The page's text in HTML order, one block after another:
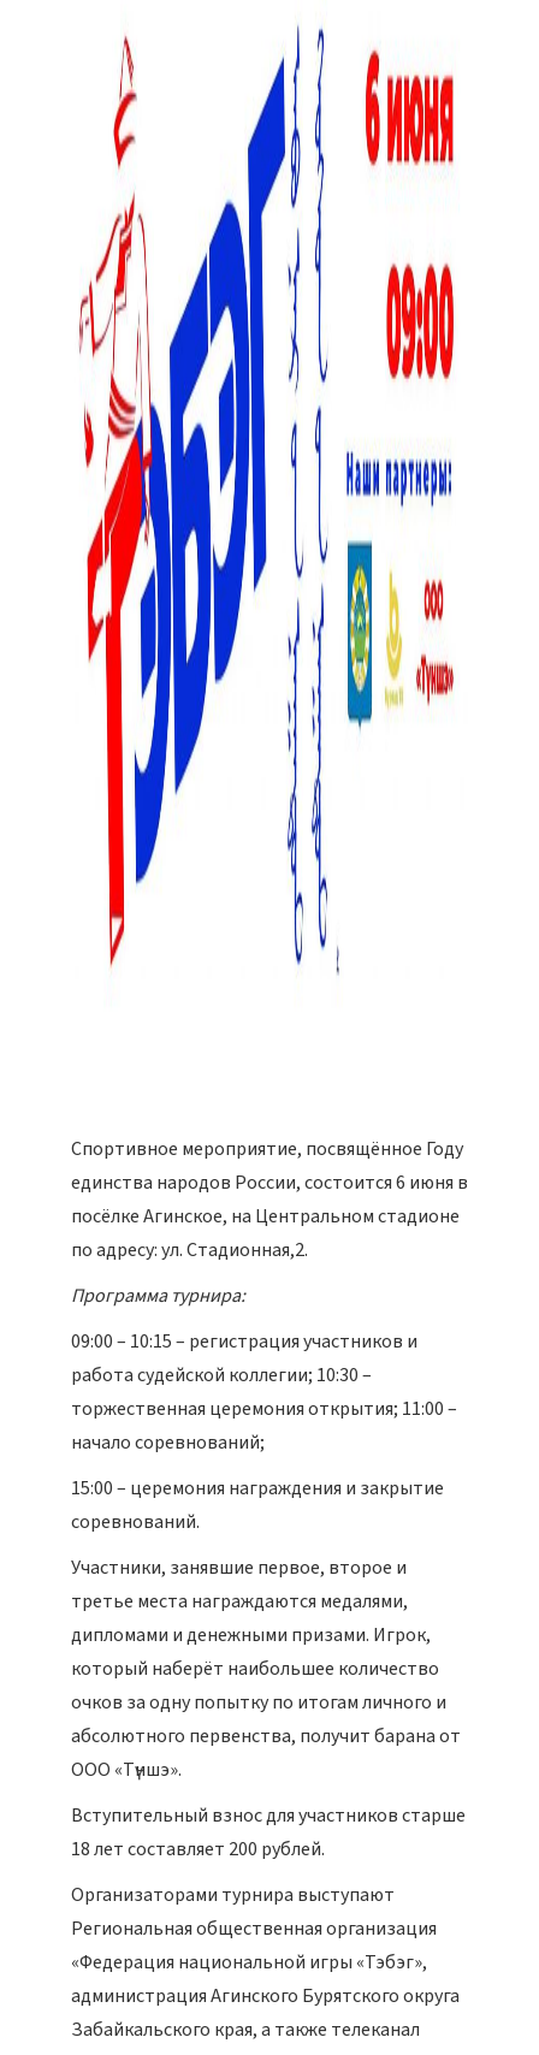
Спортивное мероприятие, посвящённое Году
единства народов России, состоится 6 июня в
посёлке Агинское, на Центральном стадионе
по адресу: ул. Стадионная,2.
Программа турнира:
09:00 – 10:15 – регистрация участников и
работа судейской коллегии; 10:30 –
торжественная церемония открытия; 11:00 –
начало соревнований;
15:00 – церемония награждения и закрытие
соревнований.
Участники, занявшие первое, второе и
третье места награждаются медалями,
дипломами и денежными призами. Игрок,
который наберёт наибольшее количество
очков за одну попытку по итогам личного и
абсолютного первенства, получит барана от
ООО «Түншэ».
Вступительный взнос для участников старше
18 лет составляет 200 рублей.
Организаторами турнира выступают
Региональная общественная организация
«Федерация национальной игры «Тэбэг»,
администрация Агинского Бурятского округа
Забайкальского края, а также телеканал